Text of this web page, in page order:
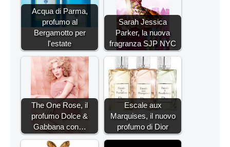
Acqua di Parma,
profumo al
Bergamotto per
l'estate
Sarah Jessica
Parker, la nuova
fragranza SJP NYC
The One Rose, il
profumo Dolce &
Gabbana con…
Escale aux
Marquises, il nuovo
profumo di Dior